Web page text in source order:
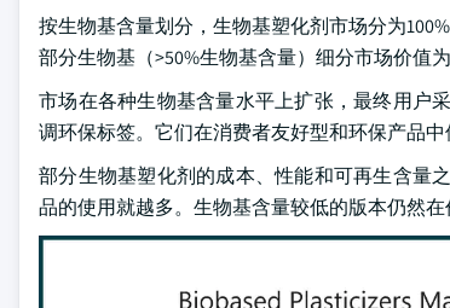
按生物基含量划分，生物基塑化剂市场分为
部分生物基（>50%生物基含量）细分市场价值
市场在各种生物基含量水平上扩张，最终用户
调环保标签。它们在消费者友好型和环保产品
部分生物基塑化剂的成本、性能和可再生含量
品的使用就越多。生物基含量较低的版本仍然在